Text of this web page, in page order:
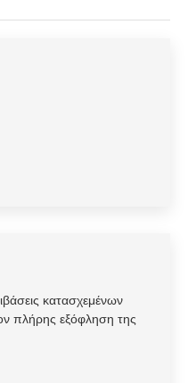
κατασχεμένων
πλήρης εξόφληση της